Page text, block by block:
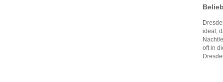
ideal,
oft in